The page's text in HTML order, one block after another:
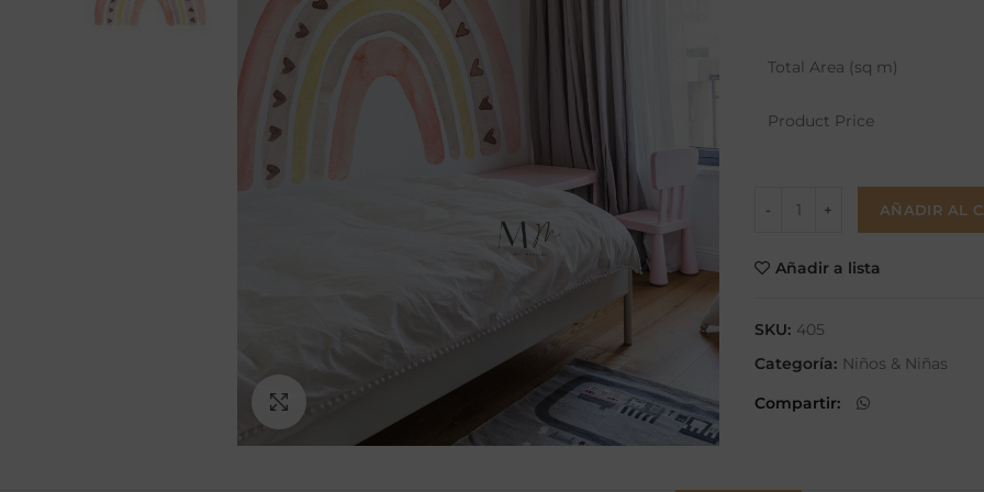
Total Area (sq m)
Product Price
AÑADIR AL
Añadir a lista
SKU: 405
Categoría: Niños & Niñas
Compartir